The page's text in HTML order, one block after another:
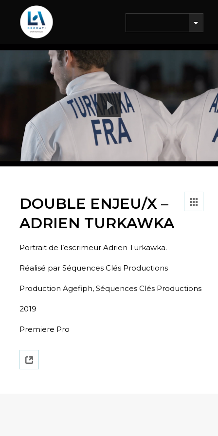
DOUBLE ENJEU/X –
ADRIEN TURKAWKA
Portrait de l’escrimeur Adrien Turkawka.
Réalisé par Séquences Clés Productions
Production Agefiph, Séquences Clés Productions
2019
Premiere Pro